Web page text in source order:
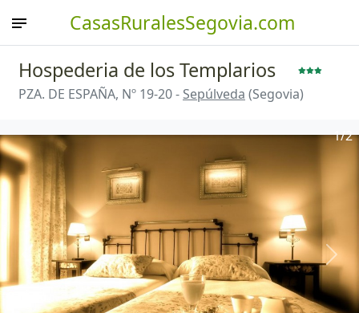
CasasRuralesSegovia.com
Hospederia de los Templarios
PZA. DE ESPAÑA, Nº 19-20 - Sepúlveda (Segovia)
Anterior
1/2